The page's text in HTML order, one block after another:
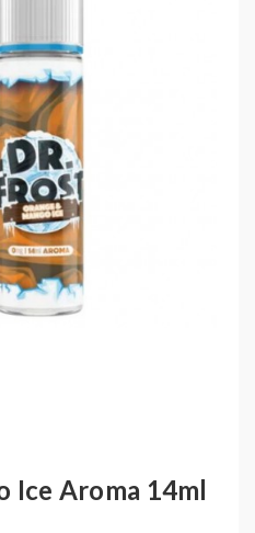
Ice Aroma 14ml